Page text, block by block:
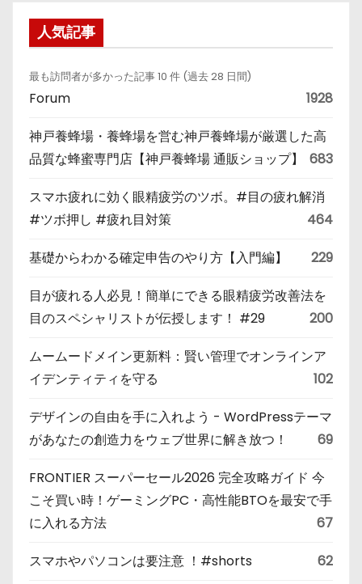
人気記事
最も訪問者が多かった記事 10 件 (過去 28 日間)
Forum 1928
神戸養蜂場・養蜂場を営む神戸養蜂場が厳選した高
品質な蜂蜜専門店【神戸養蜂場 通販ショップ】
683
スマホ疲れに効く眼精疲労のツボ。#目の疲れ解消
#ツボ押し #疲れ目対策
464
基礎からわかる確定申告のやり方【入門編】 229
目が疲れる人必見！簡単にできる眼精疲労改善法を
目のスペシャリストが伝授します！ #29
200
ムームードメイン更新料：賢い管理でオンラインア
イデンティティを守る
102
デザインの自由を手に入れよう - WordPressテーマ
があなたの創造力をウェブ世界に解き放つ！
69
FRONTIER スーパーセール2026 完全攻略ガイド 今
こそ買い時！ゲーミングPC・高性能BTOを最安で手
に入れる方法
67
スマホやパソコンは要注意 ！#shorts 62